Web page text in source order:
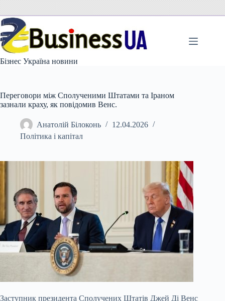
вмісту
Бізнес Україна новини
Переговори між Сполученими Штатами та Іраном
зазнали краху, як повідомив Венс.
Анатолій Білоконь
12.04.2026
Політика і капітал
Заступник президента Сполучених Штатів Джей Ді Венс